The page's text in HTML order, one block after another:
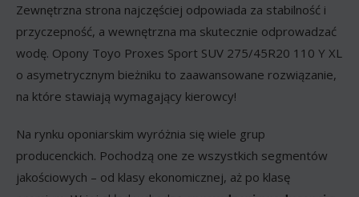
Zewnętrzna strona najczęściej odpowiada za stabilność i
przyczepność, a wewnętrzna ma skutecznie odprowadzać
wodę. Opony Toyo Proxes Sport SUV 275/45R20 110 Y XL
o asymetrycznym bieżniku to zaawansowane rozwiązanie,
na które stawiają wymagający kierowcy!
Na rynku oponiarskim wyróżnia się wiele grup
producenckich. Pochodzą one ze wszystkich segmentów
jakościowych – od klasy ekonomicznej, aż po klasę